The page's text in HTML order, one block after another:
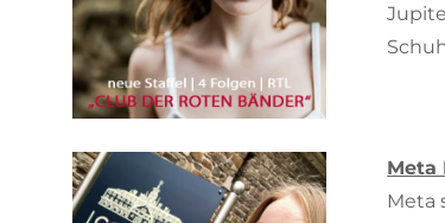
Meta
Meta